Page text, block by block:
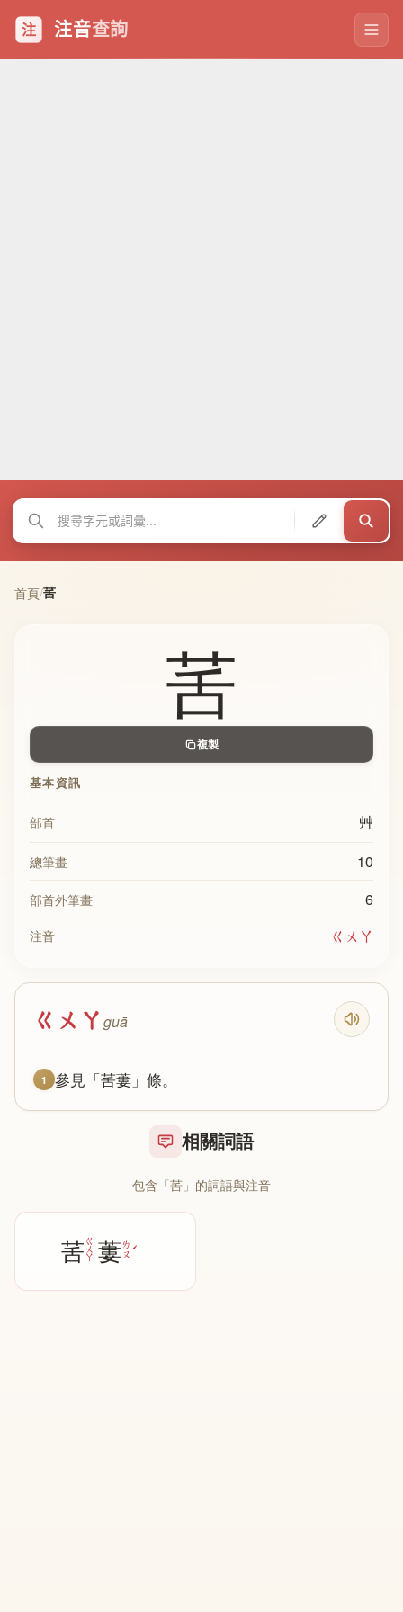
注 注音查詢
首頁/䒷
䒷
複製
基本資訊
部首 艸
總筆畫 10
部首外筆畫 6
注音 ㄍㄨㄚ
ㄍㄨㄚ guā
1 參見「䒷蔞」條。
相關詞語
包含「䒷」的詞語與注音
䒷 ㄍ
ㄨ
ㄚ 蔞 ㄌ
ㄡˊ